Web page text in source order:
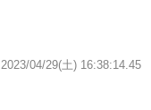
2023/04/29(土) 16:38:14.45